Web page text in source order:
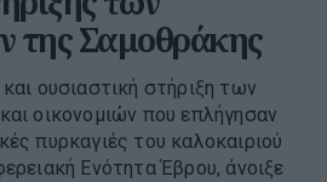
της Σαμοθράκης
ουσιαστική στήριξη των
οικονομιών που επλήγησαν
πυρκαγιές του καλοκαιριού
Ενότητα Έβρου, άνοιξε